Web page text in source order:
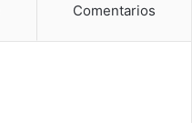
Comentarios